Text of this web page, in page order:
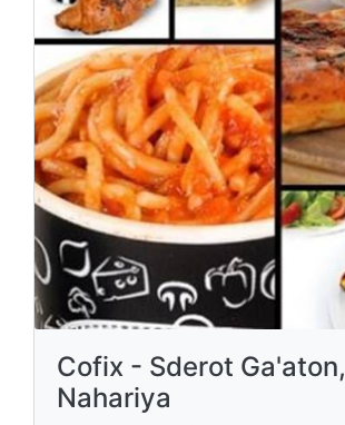
Cofix - Sderot Ga'aton,
Nahariya